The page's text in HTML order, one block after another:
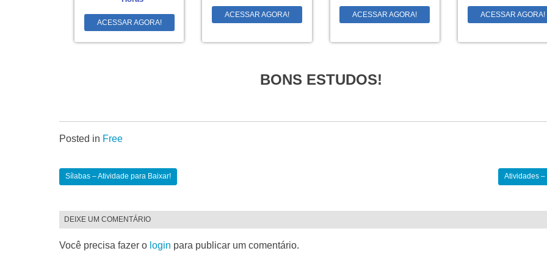
ACESSAR AGORA!
ACESSAR AGORA! ACESSAR AGORA! ACESSAR AGORA!
BONS ESTUDOS!
Posted in Free
Sílabas – Atividade para Baixar! Atividades –
DEIXE UM COMENTÁRIO
Você precisa fazer o login para publicar um comentário.